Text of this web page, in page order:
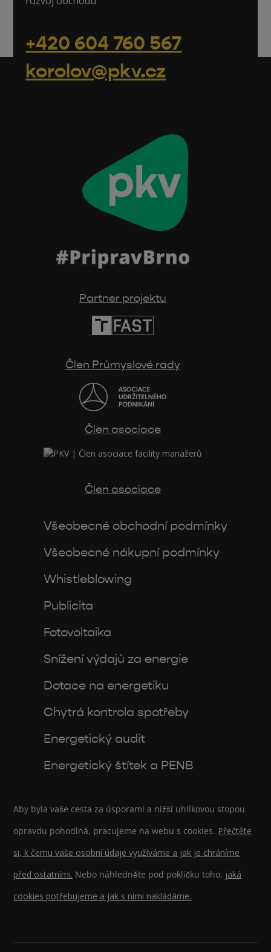
+420 604 760 567
korolov@pkv.cz
Partner projektu
Člen Průmyslové rady
Člen asociace
Člen asociace
Všeobecné obchodní podmínky
Všeobecné nákupní podmínky
Whistleblowing
Publicita
Fotovoltaika
Snížení výdajů za energie
Dotace na energetiku
Chytrá kontrola spotřeby
Energetický audit
Energetický štítek a PENB
Aby byla vaše cesta za úsporami a nižší uhlíkovou stopou
opravdu pohodlná, pracujeme na webu s cookies. Přečtěte
si, k čemu vaše osobní údaje využíváme a jak je chráníme
před ostatními. Nebo náhledněte pod pokličku toho, jaká
cookies potřebujeme a jak s nimi nakládáme.